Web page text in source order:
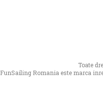
Toate
FunSailing Romania este marca